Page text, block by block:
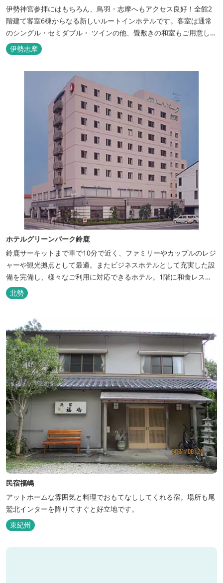
伊勢神宮参拝にはもちろん、鳥羽・志摩へもアクセス良好！全館2
階建て客室6棟からなる新しいルートインホテルです。客室は通常
のシングル・セミダブル・ ツインの他、畳敷きの和室もご用意して
おります。 （和室はベッドが設置されています）靴を脱いでお部屋
でおくつろぎください。 また、朝食バイキング無料サービス（営業
時間6:30～900）、大浴場完備、全室インターネット回線完備（Wi-
伊勢志摩
ホテルグリーンパーク鈴鹿
鈴鹿サーキットまで車で10分で近く、ファミリーやカップルのレジ
ャーや観光拠点として最適。またビジネスホテルとして充実した設
備を完備し、様々なご利用に対応できるホテル。1階に和食レスト
ランみやびを併設。
北勢
民宿福嶋
アットホームな雰囲気と料理でおもてなししてくれる宿。場所も尾
鷲北インターを降りてすぐと好立地です。
東紀州